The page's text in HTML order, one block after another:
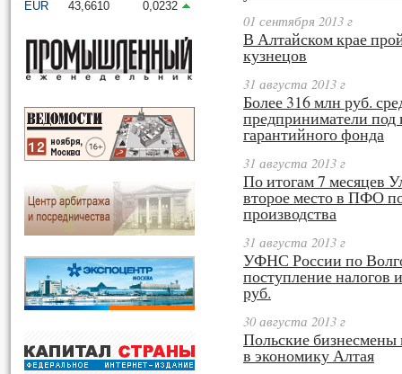
EUR
43,6610 0,0232
01 сентября 2013 г
В Алтайском крае
кузнецов
31 августа 2013 г
Более 316 млн руб.
предприниматели под
гарантийного фонда
31 августа 2013 г
По итогам 7 месяцев
второе место в ПФО
производства
31 августа 2013 г
УФНС России по
поступление налогов
руб.
30 августа 2013 г
Польские бизнесмены
в экономику Алтая